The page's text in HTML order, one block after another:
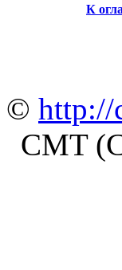
К
© http://
CMT